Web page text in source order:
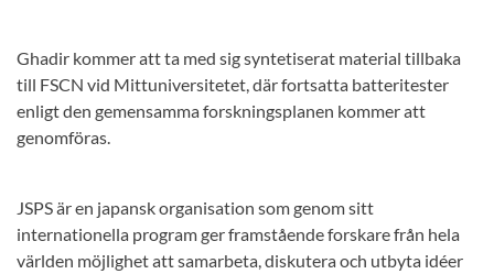
Ghadir kommer att ta med sig syntetiserat material tillbaka
till FSCN vid Mittuniversitetet, där fortsatta batteritester
enligt den gemensamma forskningsplanen kommer att
genomföras.
JSPS är en japansk organisation som genom sitt
internationella program ger framstående forskare från hela
världen möjlighet att samarbeta, diskutera och utbyta idéer